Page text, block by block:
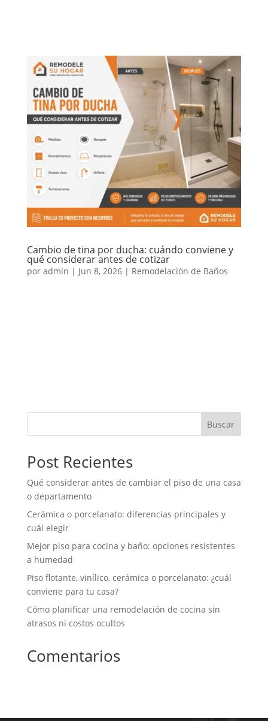
Cambio de tina por ducha: cuándo conviene y
qué considerar antes de cotizar
por admin | Jun 8, 2026| Remodelación de Baños
Buscar
Post Recientes
Qué considerar antes de cambiar el piso de una casa
o departamento
Cerámica o porcelanato: diferencias principales y
cuál elegir
Mejor piso para cocina y baño: opciones resistentes
a humedad
Piso flotante, vinílico, cerámica o porcelanato: ¿cuál
conviene para tu casa?
Cómo planificar una remodelación de cocina sin
atrasos ni costos ocultos
Comentarios